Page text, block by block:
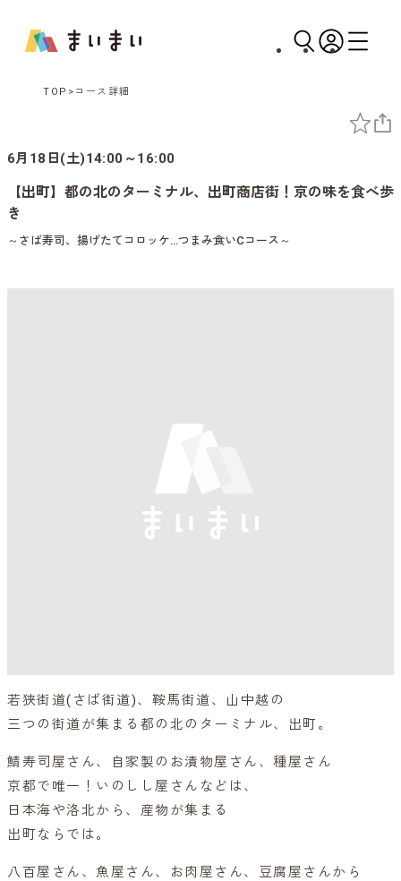
TOP コース詳細
6月18日(土)14:00～16:00
【出町】都の北のターミナル、出町商店街！京の味を食べ歩
き
～さば寿司、揚げたてコロッケ…つまみ食いCコース～
若狭街道(さば街道)、鞍馬街道、山中越の
三つの街道が集まる都の北のターミナル、出町。
鯖寿司屋さん、自家製のお漬物屋さん、種屋さん
京都で唯一！いのしし屋さんなどは、
日本海や洛北から、産物が集まる
出町ならでは。
八百屋さん、魚屋さん、お肉屋さん、豆腐屋さんから